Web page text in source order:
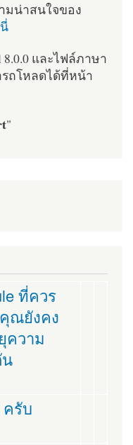
มน่าสนใจของ
และไฟล์ภาษา
ถโหลดได้ที่หน้า
"
ที่ควร
ณยังคง
ความ
ครับ